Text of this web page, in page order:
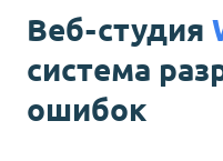
Веб-студия
система
ошибок